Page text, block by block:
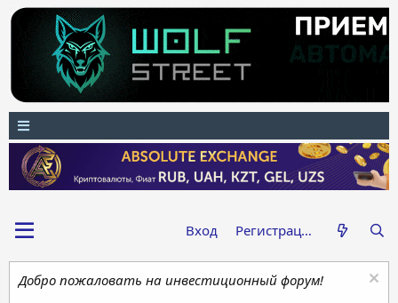
Вход Регистрация
Добро пожаловать на инвестиционный форум!